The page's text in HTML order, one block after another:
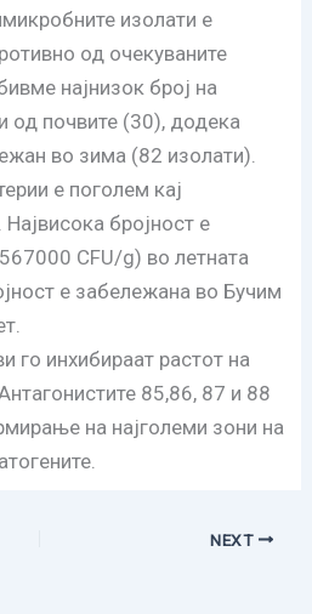
изолати е
од очекуваните
најнизок број на
од почвите (30), додека
во зима (82 изолати).
е поголем кај
бројност е
CFU/g) во летната
е забележана во Бучим
го инхибираат растот на
85,86, 87 и 88
на најголеми зони на
NEXT